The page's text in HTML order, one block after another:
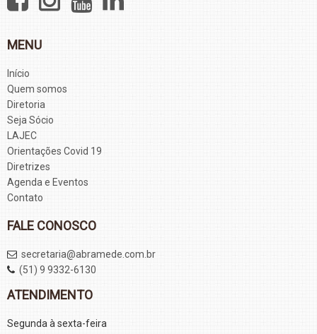
MENU
Início
Quem somos
Diretoria
Seja Sócio
LAJEC
Orientações Covid 19
Diretrizes
Agenda e Eventos
Contato
FALE CONOSCO
secretaria@abramede.com.br
(51) 9 9332-6130
ATENDIMENTO
Segunda à sexta-feira